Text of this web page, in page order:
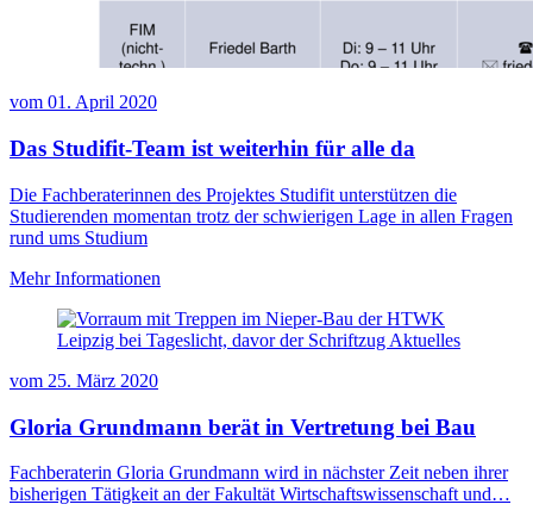
vom 01. April 2020
Das Studifit-Team ist weiterhin für alle da
Die Fachberaterinnen des Projektes Studifit unterstützen die
Studierenden momentan trotz der schwierigen Lage in allen Fragen
rund ums Studium
Mehr Informationen
vom 25. März 2020
Gloria Grundmann berät in Vertretung bei Bau
Fachberaterin Gloria Grundmann wird in nächster Zeit neben ihrer
bisherigen Tätigkeit an der Fakultät Wirtschaftswissenschaft und…